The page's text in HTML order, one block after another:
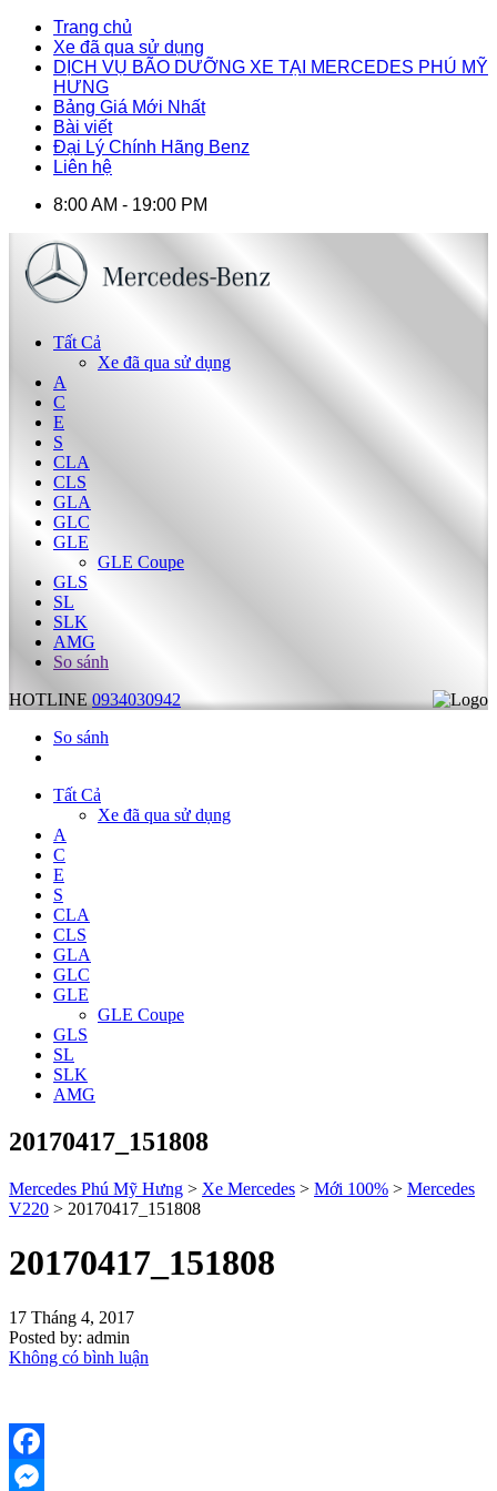
Trang chủ
Xe đã qua sử dụng
DỊCH VỤ BÃO DƯỠNG XE TẠI MERCEDES PHÚ MỸ
HƯNG
Bảng Giá Mới Nhất
Bài viết
Đại Lý Chính Hãng Benz
Liên hệ
8:00 AM - 19:00 PM
Tất Cả
Xe đã qua sử dụng
A
C
E
S
CLA
CLS
GLA
GLC
GLE
GLE Coupe
GLS
SL
SLK
AMG
So sánh
HOTLINE 0934030942
So sánh
Tất Cả
Xe đã qua sử dụng
A
C
E
S
CLA
CLS
GLA
GLC
GLE
GLE Coupe
GLS
SL
SLK
AMG
20170417_151808
Mercedes Phú Mỹ Hưng > Xe Mercedes > Mới 100% > Mercedes
V220 > 20170417_151808
20170417_151808
17 Tháng 4, 2017
Posted by: admin
Không có bình luận
Facebook